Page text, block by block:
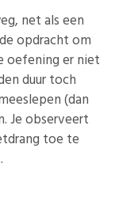
net als een
opdracht om
oefening er niet
duur toch
(dan
Je observeert
toe te